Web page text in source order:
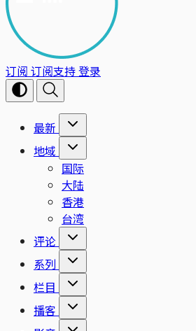
订阅 订阅支持登录
最新
地域
国际
大陆
香港
台湾
评论
系列
栏目
播客